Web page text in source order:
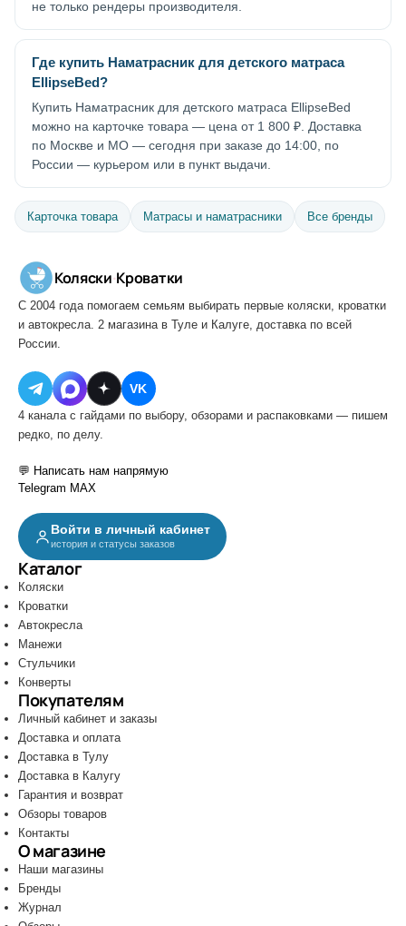
не только рендеры производителя.
Где купить Наматрасник для детского матраса
EllipseBed?
Купить Наматрасник для детского матраса EllipseBed
можно на карточке товара — цена от 1 800 ₽. Доставка
по Москве и МО — сегодня при заказе до 14:00, по
России — курьером или в пункт выдачи.
Карточка товара Матрасы и наматрасники Все бренды
Коляски·Кроватки
С 2004 года помогаем семьям выбирать первые коляски, кроватки
и автокресла. 2 магазина в Туле и Калуге, доставка по всей
России.
VK
4 канала с гайдами по выбору, обзорами и распаковками — пишем
редко, по делу.
💬 Написать нам напрямую
Telegram MAX
Войти в личный кабинет
история и статусы заказов
Каталог
Коляски
Кроватки
Автокресла
Манежи
Стульчики
Конверты
Покупателям
Личный кабинет и заказы
Доставка и оплата
Доставка в Тулу
Доставка в Калугу
Гарантия и возврат
Обзоры товаров
Контакты
О магазине
Наши магазины
Бренды
Журнал